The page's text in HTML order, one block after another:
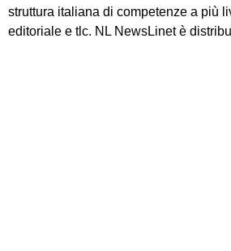
struttura italiana di competenze a più
editoriale e tlc. NL NewsLinet è